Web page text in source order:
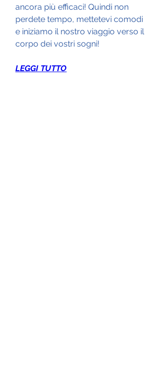
ancora più efficaci! Quindi non
perdete tempo, mettetevi comodi
e iniziamo il nostro viaggio verso il
corpo dei vostri sogni!
LEGGI TUTTO